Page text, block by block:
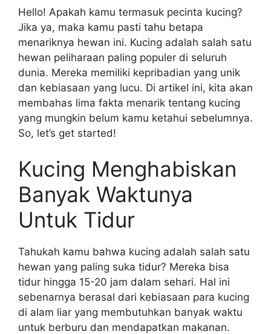
Hello! Apakah kamu termasuk pecinta kucing?
Jika ya, maka kamu pasti tahu betapa
menariknya hewan ini. Kucing adalah salah satu
hewan peliharaan paling populer di seluruh
dunia. Mereka memiliki kepribadian yang unik
dan kebiasaan yang lucu. Di artikel ini, kita akan
membahas lima fakta menarik tentang kucing
yang mungkin belum kamu ketahui sebelumnya.
So, let’s get started!
Kucing Menghabiskan
Banyak Waktunya
Untuk Tidur
Tahukah kamu bahwa kucing adalah salah satu
hewan yang paling suka tidur? Mereka bisa
tidur hingga 15-20 jam dalam sehari. Hal ini
sebenarnya berasal dari kebiasaan para kucing
di alam liar yang membutuhkan banyak waktu
untuk berburu dan mendapatkan makanan.